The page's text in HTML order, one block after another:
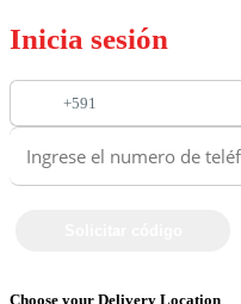
Inicia sesión
+591
Choose your Delivery Location